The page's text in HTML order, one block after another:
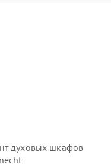
духовых шкафов